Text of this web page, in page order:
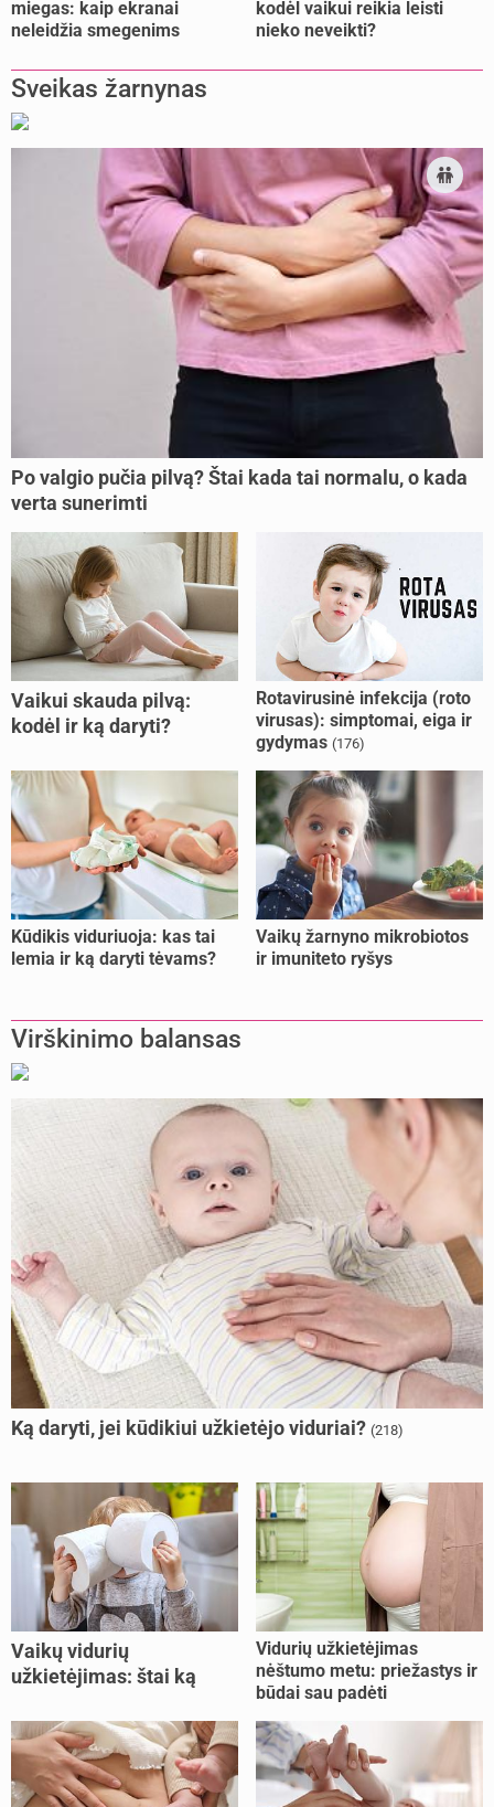
miegas: kaip ekranai
neleidžia smegenims
kodėl vaikui reikia leisti
nieko neveikti?
Sveikas žarnynas
Po valgio pučia pilvą? Štai kada tai normalu, o kada
verta sunerimti
Vaikui skauda pilvą:
kodėl ir ką daryti?
Rotavirusinė infekcija (roto
virusas): simptomai, eiga ir
gydymas (176)
Kūdikis viduriuoja: kas tai
lemia ir ką daryti tėvams?
Vaikų žarnyno mikrobiotos
ir imuniteto ryšys
Virškinimo balansas
Ką daryti, jei kūdikiui užkietėjo viduriai? (218)
Vaikų vidurių
užkietėjimas: štai ką
Vidurių užkietėjimas
nėštumo metu: priežastys ir
būdai sau padėti